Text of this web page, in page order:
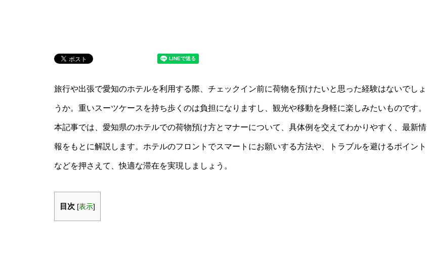
旅行や出張で愛知のホテルを利用する際、チェックイン前に荷物を預けたいと思った経験はないでしょ
うか。重いスーツケースを持ち歩くのは負担になりますし、観光や移動を身軽に楽しみたいものです。
本記事では、愛知県のホテルでの荷物預け方とマナーについて、具体例を交えてわかりやすく、最新情
報をもとに解説します。ホテルのフロントでスマートにお願いする方法や、トラブルを避けるポイント
などを押さえて、快適な滞在を実現しましょう。
目次 [表示]